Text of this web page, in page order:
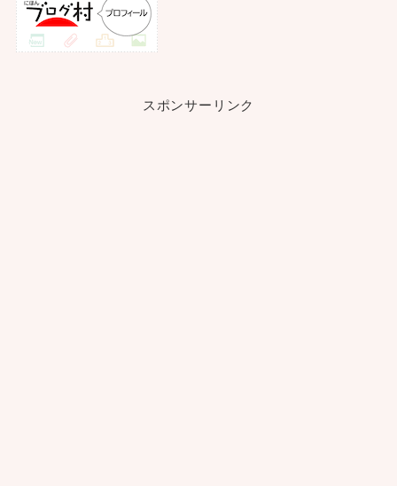
スポンサーリンク